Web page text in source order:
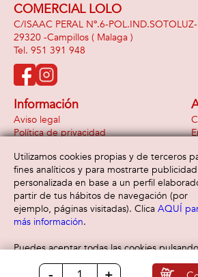
COMERCIAL LOLO
C/ISAAC PERAL Nº.6-POL.IND.SOTOLUZ-
29320 -Campillos ( Malaga )
951 391 948
Información
Aviso legal
Política de privacidad
Formas de pago
Utilizamos cookies propias y de terceros
fines analíticos y para mostrarte publicidad
personalizada en base a un perfil
partir de tus hábitos de navegación (por
ejemplo, páginas visitadas). Clica AQUÍ
más información.
Puedes aceptar todas las cookies
botón “Aceptar” o configurarlas o
uso clicando
AQUÍ